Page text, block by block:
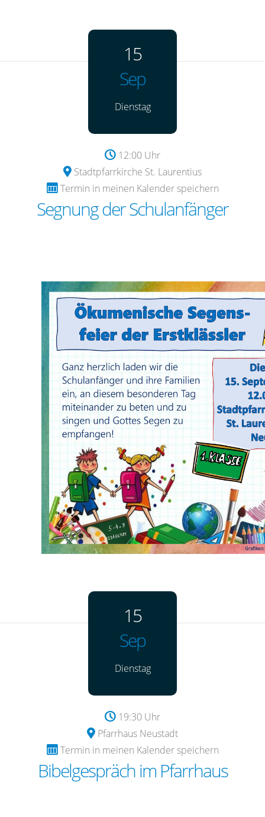
15
Sep
Dienstag
12:00 Uhr
Stadtpfarrkirche St. Laurentius
Termin in meinen Kalender speichern
Segnung der Schulanfänger
15
Sep
Dienstag
19:30 Uhr
Pfarrhaus Neustadt
Termin in meinen Kalender speichern
Bibelgespräch im Pfarrhaus